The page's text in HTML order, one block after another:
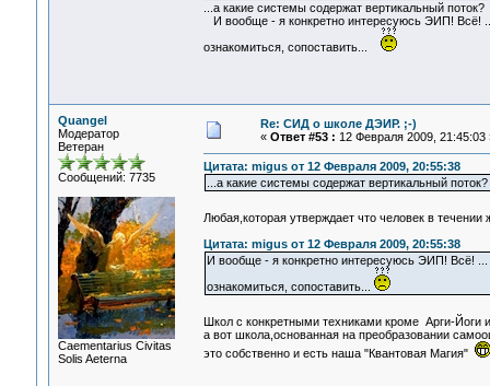
...а какие системы содержат вертикальный поток?
И вообще - я конкретно интересуюсь ЭИП! Всё!
ознакомиться, сопоставить...
Quangel
Модератор
Ветеран
Сообщений: 7735
Сaementarius Civitas
Solis Aeterna
Re: СИД о школе ДЭИР. ;-)
« Ответ #53 : 12 Февраля 2009, 21:45:03
Цитата: migus от 12 Февраля 2009, 20:55:38
...а какие системы содержат вертикальный поток?
Любая,которая утверждает что человек в
Цитата: migus от 12 Февраля 2009, 20:55:38
И вообще - я конкретно интересуюсь ЭИП! Всё!
ознакомиться, сопоставить...
Школ с конкретными техниками кроме Арги-Йоги
а вот школа,основанная на преобразовании
это собственно и есть наша "Квантовая Магия"